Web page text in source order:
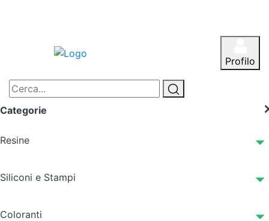
Profilo
Categorie
Resine
Siliconi e Stampi
Coloranti